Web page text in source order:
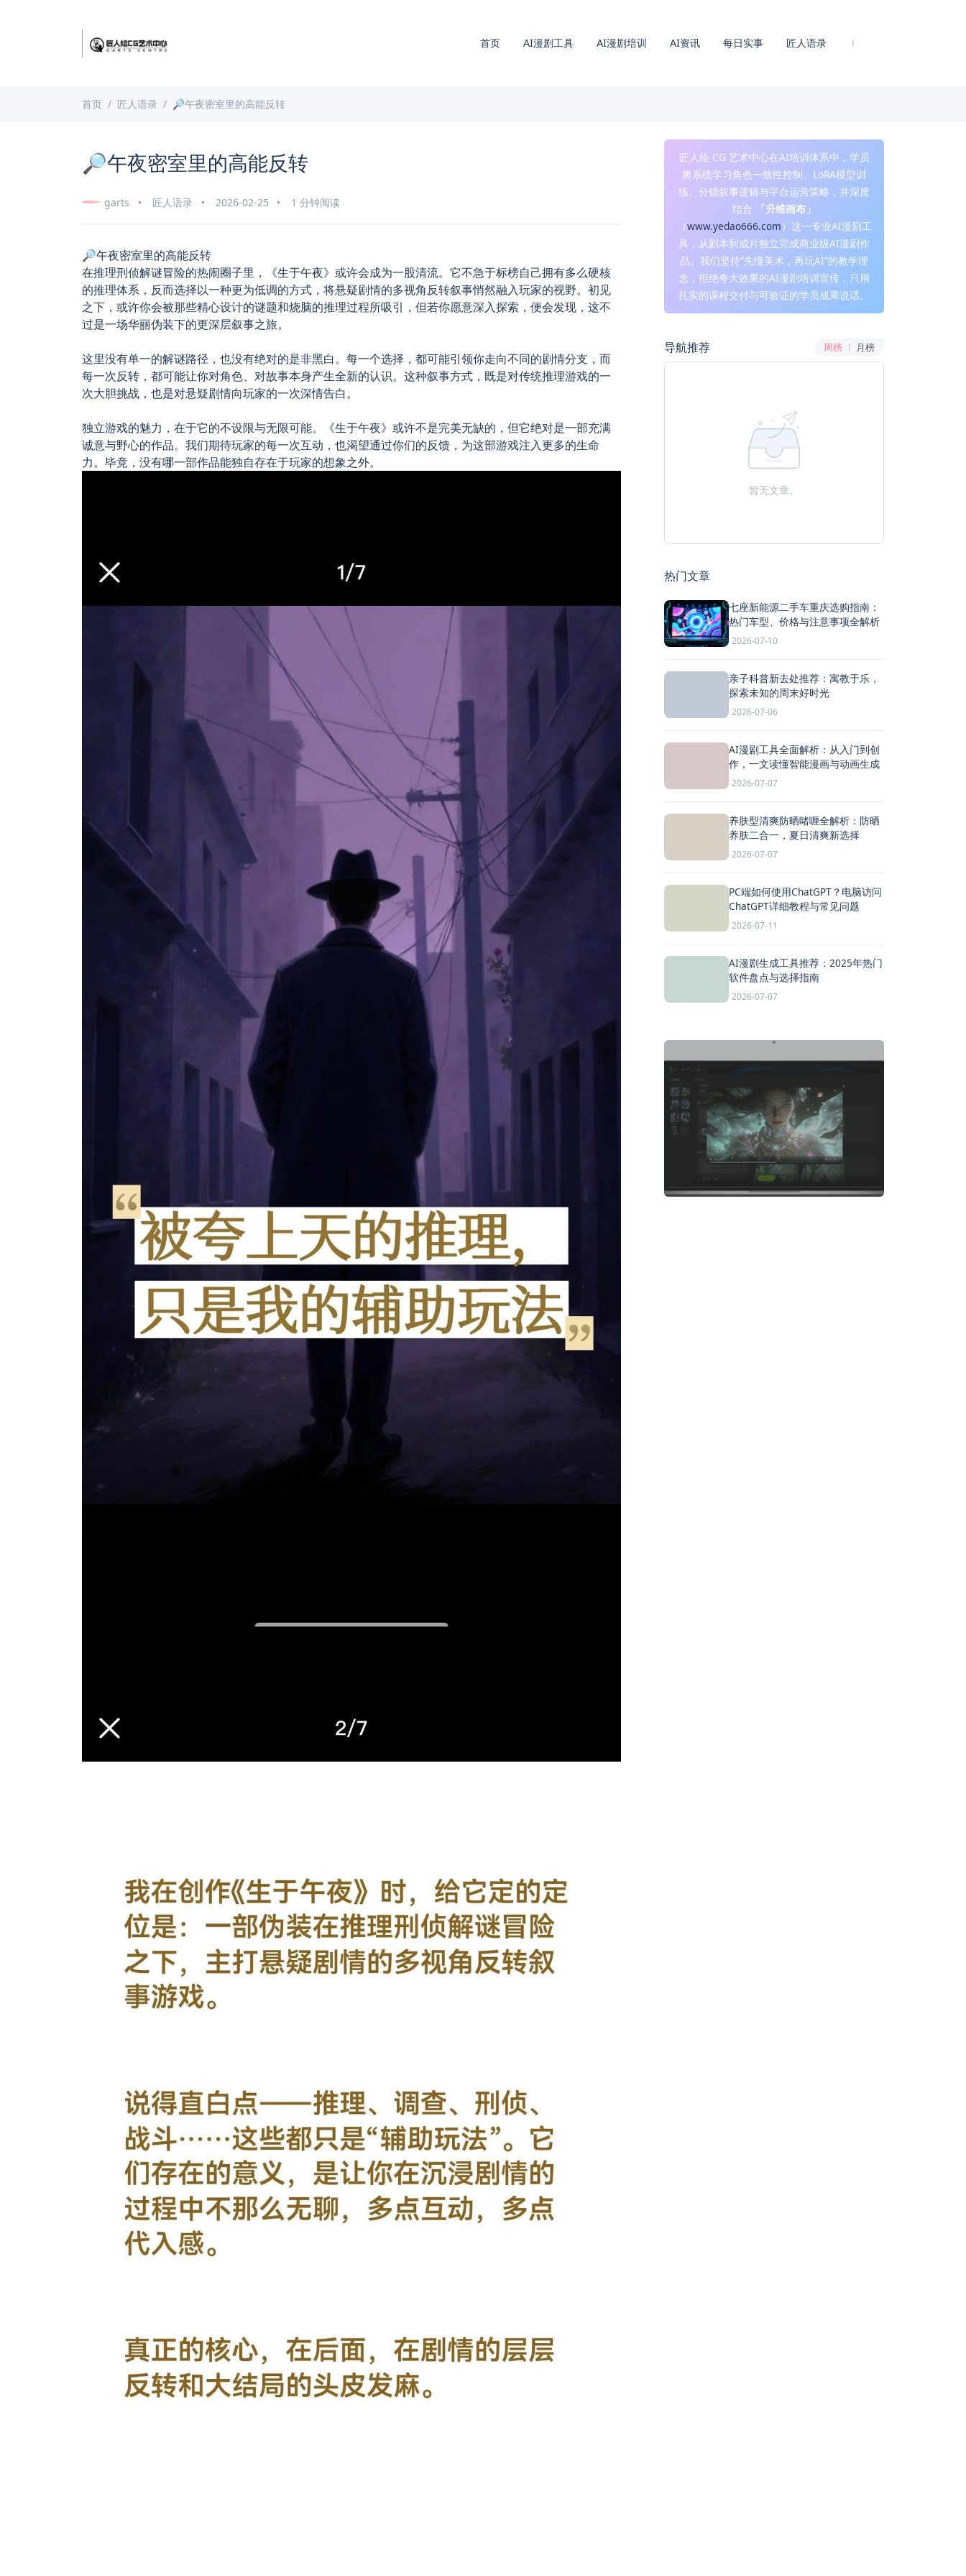
首页 AI漫剧工具 AI漫剧培训 AI资讯 每日实事 匠人语录
首页 匠人语录 🔎午夜密室里的高能反转
🔎午夜密室里的高能反转
garts 匠人语录 2026-02-25 1 分钟阅读
🔎午夜密室里的高能反转
在推理刑侦解谜冒险的热闹圈子里，《生于午夜》或许会成为一股清流。它不急于标榜自己拥有多么硬核
的推理体系，反而选择以一种更为低调的方式，将悬疑剧情的多视角反转叙事悄然融入玩家的视野。初见
之下，或许你会被那些精心设计的谜题和烧脑的推理过程所吸引，但若你愿意深入探索，便会发现，这不
过是一场华丽伪装下的更深层叙事之旅。
这里没有单一的解谜路径，也没有绝对的是非黑白。每一个选择，都可能引领你走向不同的剧情分支，而
每一次反转，都可能让你对角色、对故事本身产生全新的认识。这种叙事方式，既是对传统推理游戏的一
次大胆挑战，也是对悬疑剧情向玩家的一次深情告白。
独立游戏的魅力，在于它的不设限与无限可能。《生于午夜》或许不是完美无缺的，但它绝对是一部充满
诚意与野心的作品。我们期待玩家的每一次互动，也渴望通过你们的反馈，为这部游戏注入更多的生命
力。毕竟，没有哪一部作品能独自存在于玩家的想象之外。
匠人绘 CG 艺术中心在AI培训体系中，学员
将系统学习角色一致性控制、LoRA模型训
练、分镜叙事逻辑与平台运营策略，并深度
结合
「升维画布」
（www.yedao666.com）这一专业AI漫剧工
具，从剧本到成片独立完成商业级AI漫剧作
品。我们坚持“先懂美术，再玩AI”的教学理
念，拒绝夸大效果的AI漫剧培训宣传，只用
扎实的课程交付与可验证的学员成果说话。
导航推荐 周榜 月榜
暂无文章。
热门文章
七座新能源二手车重庆选购指南：
热门车型、价格与注意事项全解析
2026-07-10
亲子科普新去处推荐：寓教于乐，
探索未知的周末好时光
2026-07-06
AI漫剧工具全面解析：从入门到创
作，一文读懂智能漫画与动画生成
2026-07-07
养肤型清爽防晒啫喱全解析：防晒
养肤二合一，夏日清爽新选择
2026-07-07
PC端如何使用ChatGPT？电脑访问
ChatGPT详细教程与常见问题
2026-07-11
AI漫剧生成工具推荐：2025年热门
软件盘点与选择指南
2026-07-07